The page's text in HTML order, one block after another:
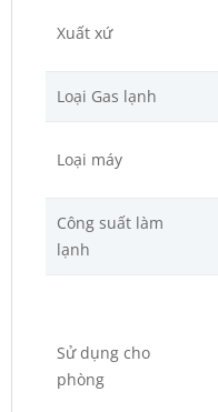
Xuất xứ
Loại Gas lạnh
Loại máy
Công suất làm
lạnh
Sử dụng cho
phòng